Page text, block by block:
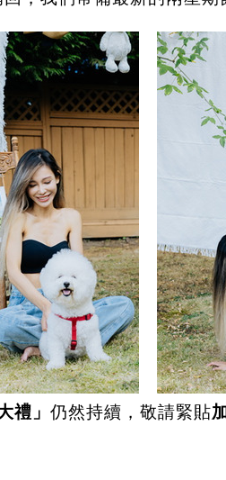
禮」 仍然持續，敬請緊貼